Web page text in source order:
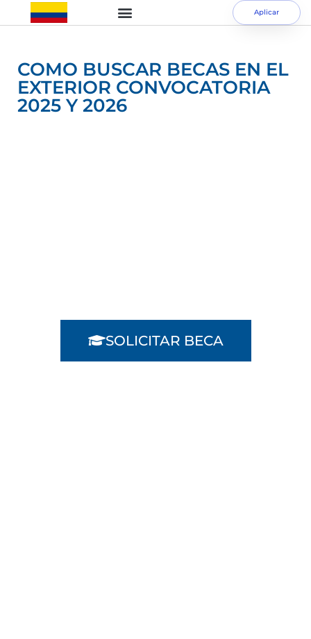
Aplicar
COMO BUSCAR BECAS EN EL
EXTERIOR CONVOCATORIA
2025 Y 2026
SOLICITAR BECA